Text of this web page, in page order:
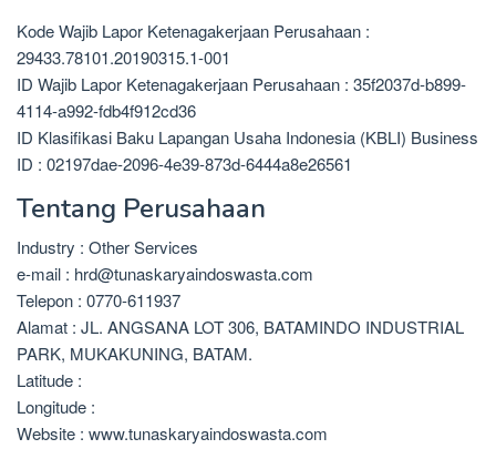
Kode Wajib Lapor Ketenagakerjaan Perusahaan :
29433.78101.20190315.1-001
ID Wajib Lapor Ketenagakerjaan Perusahaan : 35f2037d-b899-
4114-a992-fdb4f912cd36
ID Klasifikasi Baku Lapangan Usaha Indonesia (KBLI) Business
ID : 02197dae-2096-4e39-873d-6444a8e26561
Tentang Perusahaan
Industry : Other Services
e-mail : hrd@tunaskaryaindoswasta.com
Telepon : 0770-611937
Alamat : JL. ANGSANA LOT 306, BATAMINDO INDUSTRIAL
PARK, MUKAKUNING, BATAM.
Latitude :
Longitude :
Website : www.tunaskaryaindoswasta.com